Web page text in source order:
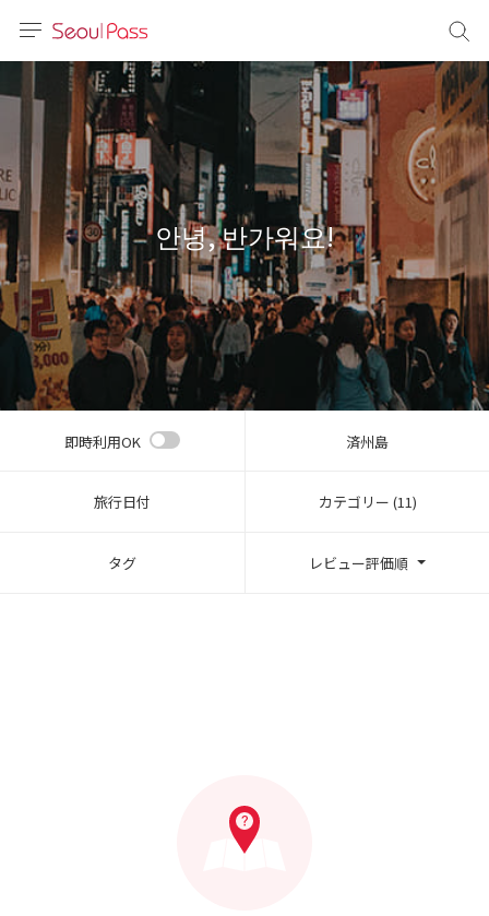
体)
文 (台灣)
안녕, 반가워요!
即時利用OK 済州島
旅行日付 カテゴリー (11)
タグ レビュー評価順